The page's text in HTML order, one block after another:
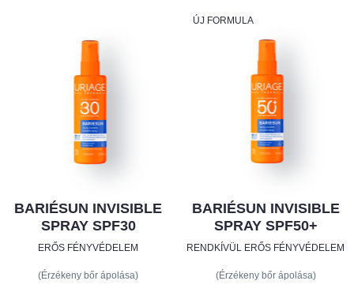
BARIÉSUN INVISIBLE
SPRAY SPF30
ERŐS FÉNYVÉDELEM
(Érzékeny bőr ápolása)
ÚJ FORMULA
BARIÉSUN INVISIBLE
SPRAY SPF50+
RENDKÍVÜL ERŐS FÉNYVÉDELEM
(Érzékeny bőr ápolása)